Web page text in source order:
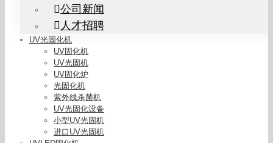
公司新闻
人才招聘
UV光固化机
UV固化机
UV光固机
UV固化炉
光固化机
紫外线杀菌机
UV光固化设备
小型UV光固机
进口UV光固机